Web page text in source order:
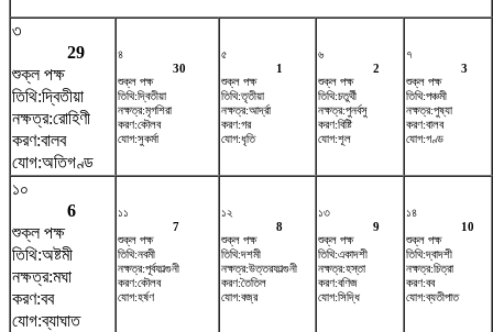
৩
29
শুক্ল পক্ষ
তিথি:দ্বিতীয়া
নক্ষত্র:রোহিণী
করণ:বালব
যোগ:অতিগণ্ড
৪
30
শুক্ল পক্ষ
তিথি:দ্বিতীয়া
নক্ষত্র:মৃগশিরা
করণ:কৌলব
যোগ:সুকর্মা
৫
1
শুক্ল পক্ষ
তিথি:তৃতীয়া
নক্ষত্র:আর্দ্রা
করণ:গর
যোগ:ধৃতি
৬
2
শুক্ল পক্ষ
তিথি:চতুর্থী
নক্ষত্র:পুনর্বসু
করণ:বিষ্টি
যোগ:শূল
৭
3
শুক্ল পক্ষ
তিথি:পঞ্চমী
নক্ষত্র:পুষ্যা
করণ:বালব
যোগ:গণ্ড
১০
6
শুক্ল পক্ষ
তিথি:অষ্টমী
নক্ষত্র:মঘা
করণ:বব
যোগ:ব্যাঘাত
১১
7
শুক্ল পক্ষ
তিথি:নবমী
নক্ষত্র:পূর্বফাল্গুনী
করণ:কৌলব
যোগ:হর্ষণ
১২
8
শুক্ল পক্ষ
তিথি:দশমী
নক্ষত্র:উত্তরফাল্গুনী
করণ:তৈতিল
যোগ:বজ্র
১৩
9
শুক্ল পক্ষ
তিথি:একাদশী
নক্ষত্র:হস্তা
করণ:বণিজ
যোগ:সিদ্ধি
১৪
10
শুক্ল পক্ষ
তিথি:দ্বাদশী
নক্ষত্র:চিত্রা
করণ:বব
যোগ:ব্যতীপাত